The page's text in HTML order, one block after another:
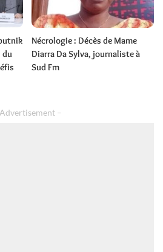
du
Nécrologie : Décès de Mame
Diarra Da Sylva, journaliste à
Sud Fm
–